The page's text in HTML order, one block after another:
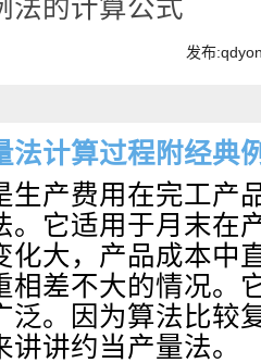
法的计算公式
发布
法计算过程附经典
生产费用在完工产
。它适用于月末在
化大，产品成本中
相差不大的情况。
泛。因为算法比较
讲约当产量法。